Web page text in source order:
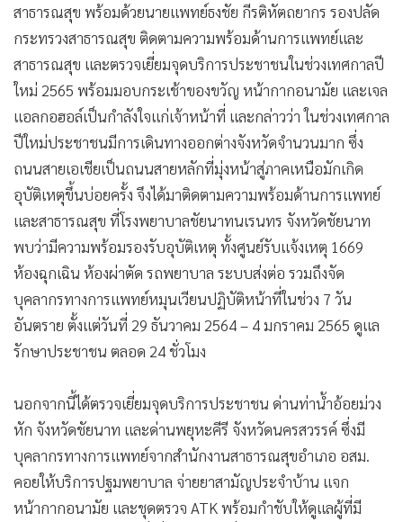
สาธารณสุข พร้อมด้วยนายแพทย์ธงชัย กีรติหัตถยากร รองปลัด
กระทรวงสาธารณสุข ติดตามความพร้อมด้านการแพทย์และ
สาธารณสุข และตรวจเยี่ยมจุดบริการประชาชนในช่วงเทศกาลปี
ใหม่ 2565 พร้อมมอบกระเช้าของขวัญ หน้ากากอนามัย และเจล
แอลกอฮอล์เป็นกำลังใจแก่เจ้าหน้าที่ และกล่าวว่า ในช่วงเทศกาล
ปีใหม่ประชาชนมีการเดินทางออกต่างจังหวัดจำนวนมาก ซึ่ง
ถนนสายเอเชียเป็นถนนสายหลักที่มุ่งหน้าสู่ภาคเหนือมักเกิด
อุบัติเหตุขึ้นบ่อยครั้ง จึงได้มาติดตามความพร้อมด้านการแพทย์
และสาธารณสุข ที่โรงพยาบาลชัยนาทนเรนทร จังหวัดชัยนาท
พบว่ามีความพร้อมรองรับอุบัติเหตุ ทั้งศูนย์รับแจ้งเหตุ 1669
ห้องฉุกเฉิน ห้องผ่าตัด รถพยาบาล ระบบส่งต่อ รวมถึงจัด
บุคลากรทางการแพทย์หมุนเวียนปฏิบัติหน้าที่ในช่วง 7 วัน
อันตราย ตั้งแต่วันที่ 29 ธันวาคม 2564 – 4 มกราคม 2565 ดูแล
รักษาประชาชน ตลอด 24 ชั่วโมง
นอกจากนี้ได้ตรวจเยี่ยมจุดบริการประชาชน ด่านท่าน้ำอ้อยม่วง
หัก จังหวัดชัยนาท และด่านพยุหะคีรี จังหวัดนครสวรรค์ ซึ่งมี
บุคลากรทางการแพทย์จากสำนักงานสาธารณสุขอำเภอ อสม.
คอยให้บริการปฐมพยาบาล จ่ายยาสามัญประจำบ้าน แจก
หน้ากากอนามัย และชุดตรวจ ATK พร้อมกำชับให้ดูแลผู้ที่มี